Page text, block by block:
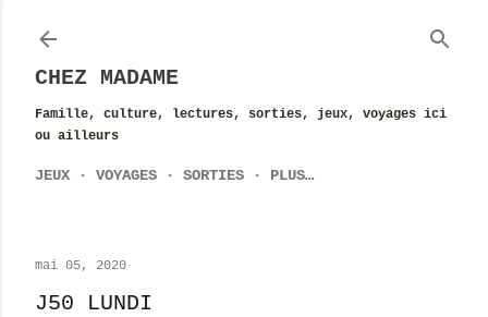
CHEZ MADAME
Famille, culture, lectures, sorties, jeux, voyages ici
ou ailleurs
JEUX VOYAGES SORTIES PLUS…
mai 05, 2020
J50 LUNDI